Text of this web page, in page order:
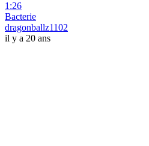
1:26
Bacterie
dragonballz1102
il y a 20 ans